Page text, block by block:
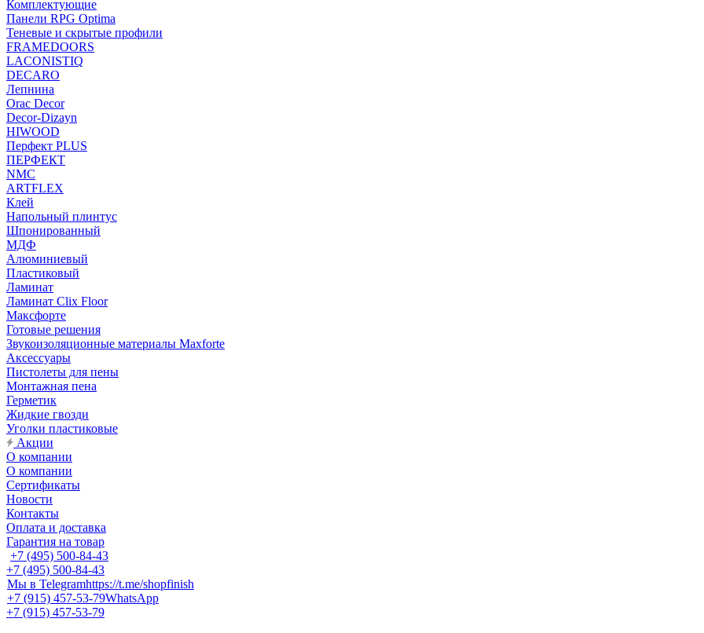
Комплектующие
Панели RPG Optima
Теневые и скрытые профили
FRAMEDOORS
LACONISTIQ
DECARO
Лепнина
Orac Decor
Decor-Dizayn
HIWOOD
Перфект PLUS
ПЕРФЕКТ
NMC
ARTFLEX
Клей
Напольный плинтус
Шпонированный
МДФ
Алюминиевый
Пластиковый
Ламинат
Ламинат Clix Floor
Максфорте
Готовые решения
Звукоизоляционные материалы Maxforte
Аксессуары
Пистолеты для пены
Монтажная пена
Герметик
Жидкие гвозди
Уголки пластиковые
Акции
О компании
О компании
Сертификаты
Новости
Контакты
Оплата и доставка
Гарантия на товар
+7 (495) 500-84-43
+7 (495) 500-84-43
Мы в Telegramhttps://t.me/shopfinish
+7 (915) 457-53-79WhatsApp
+7 (915) 457-53-79